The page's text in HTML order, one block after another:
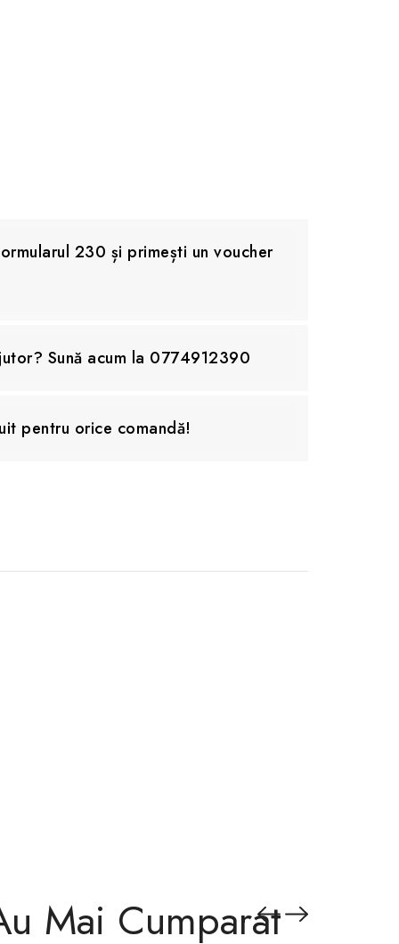
230 și primești un voucher
Sună acum la 0774912390
pentru orice comandă!
Mai Cumparat